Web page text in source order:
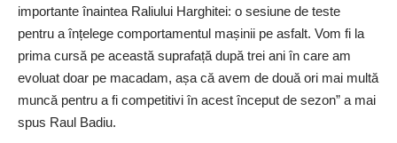
importante înaintea Raliului Harghitei: o sesiune de teste
pentru a înțelege comportamentul mașinii pe asfalt. Vom fi la
prima cursă pe această suprafață după trei ani în care am
evoluat doar pe macadam, așa că avem de două ori mai multă
muncă pentru a fi competitivi în acest început de sezon” a mai
spus Raul Badiu.